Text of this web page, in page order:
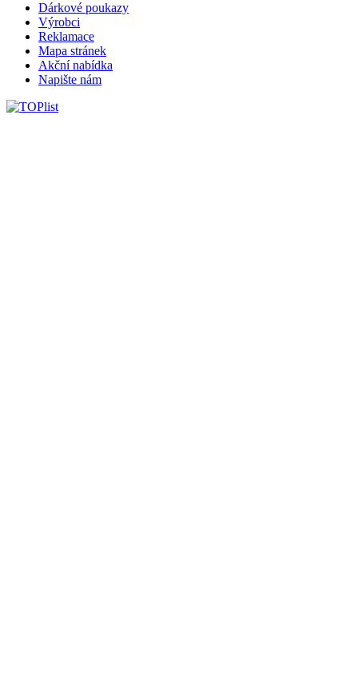
Dárkové poukazy
Výrobci
Reklamace
Mapa stránek
Akční nabídka
Napište nám